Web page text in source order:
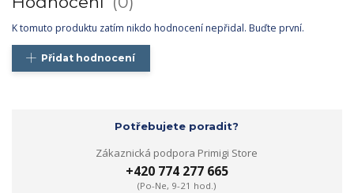
K tomuto produktu zatím nikdo hodnocení nepřidal. Buďte první.
Přidat hodnocení
Potřebujete poradit?
Zákaznická podpora Primigi Store
+420 774 277 665
(Po-Ne, 9-21 hod.)